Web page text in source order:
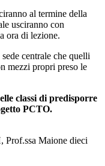
al termine della
usciranno con
ora di lezione.
centrale che quelli
mezzi propri preso le
classi di predisporre
PCTO.
Prof.ssa Maione dieci